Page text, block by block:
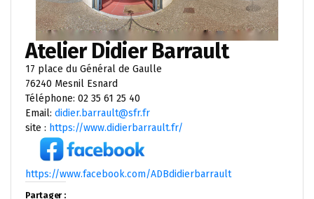
Atelier Didier Barrault
17 place du Général de Gaulle
76240 Mesnil Esnard
Téléphone: 02 35 61 25 40
Email: didier.barrault@sfr.fr
site : https://www.didierbarrault.fr/
https://www.facebook.com/ADBdidierbarrault
Partager :